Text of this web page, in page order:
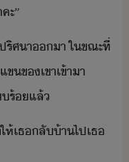
ะ​”
ริศา​า​ ​ใขณะที่​
​ข​เขา​เข้าา​
ร้​แล้
ห้​เธ​ลั้า​ไป​เธ​